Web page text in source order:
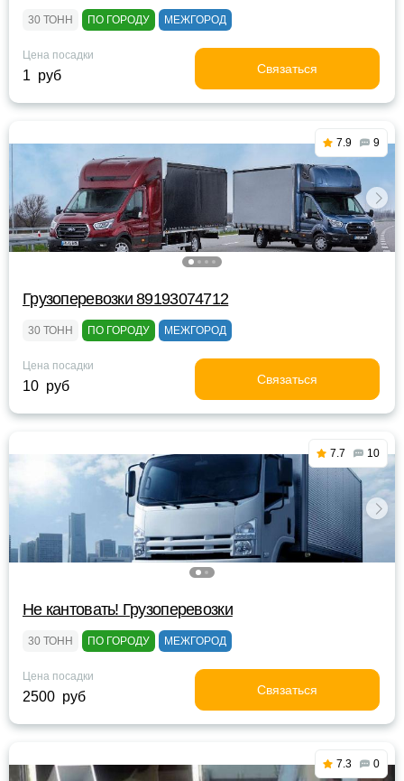
30 ТОНН ПО ГОРОДУ МЕЖГОРОД
Цена посадки
1 руб Связаться
7.9 9
Грузоперевозки 89193074712
30 ТОНН ПО ГОРОДУ МЕЖГОРОД
Цена посадки
10 руб Связаться
7.7 10
Не кантовать! Грузоперевозки
30 ТОНН ПО ГОРОДУ МЕЖГОРОД
Цена посадки
2500 руб Связаться
7.3 0